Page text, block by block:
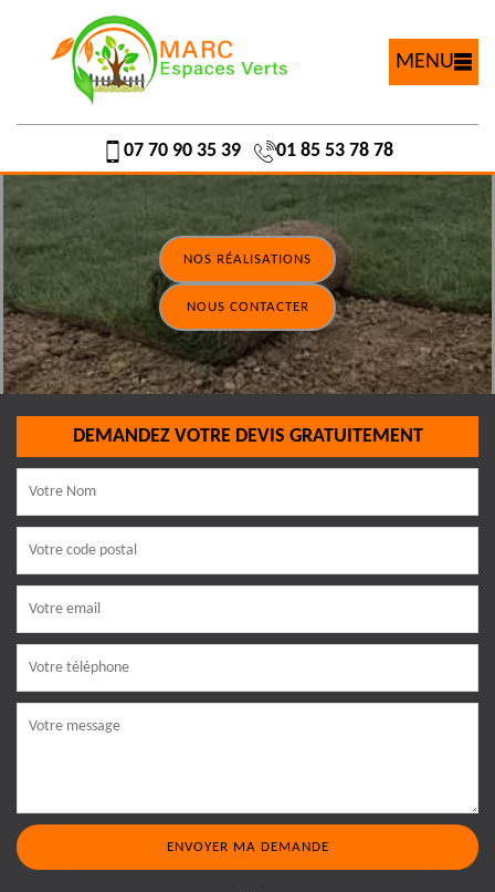
MENU
07 70 90 35 39 01 85 53 78 78
NOS RÉALISATIONS
NOUS CONTACTER
DEMANDEZ VOTRE DEVIS GRATUITEMENT